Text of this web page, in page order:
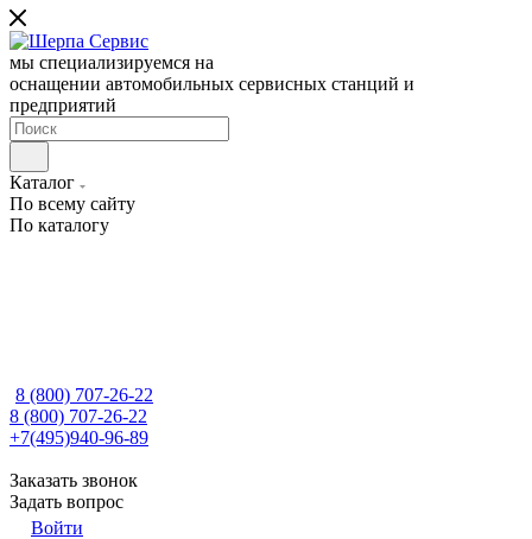
мы специализируемся на
оснащении автомобильных сервисных станций и
предприятий
Каталог
По всему сайту
По каталогу
8 (800) 707-26-22
8 (800) 707-26-22
+7(495)940-96-89
Заказать звонок
Задать вопрос
Войти